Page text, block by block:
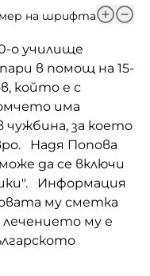
на шрифта
о училище
в помощ на 15-
който е с
има
за което
Надя Попова
да се включи
Информация
му сметка
лечението му е